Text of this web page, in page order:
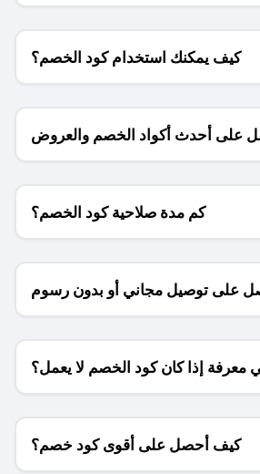
كيف يمكنك استخدام كود الخصم؟
على أحدث أكواد الخصم والعروض
للمتاجر؟
كم مدة صلاحية كود الخصم؟
على توصيل مجاني أو بدون رسوم
الشحن ؟
معرفة إذا كان كود الخصم لا يعمل؟
كيف أحصل على أقوى كود خصم؟